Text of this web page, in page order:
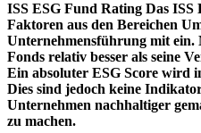
ISS ESG Fund Rating Das ISS
Faktoren aus den Bereichen
Unternehmensführung mit ein.
Fonds relativ besser als seine
Ein absoluter ESG Score wird
Dies sind jedoch keine
Unternehmen nachhaltiger
zu machen.